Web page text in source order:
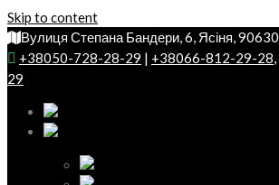
Skip to content
Вулиця Степана Бандери, 6, Ясіня, 90630
+38050-728-28-29 | +38066-812-29-28,
29